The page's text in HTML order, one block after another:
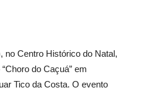
no Centro Histórico do Natal,
do Caçuá” em
Tico da Costa. O evento